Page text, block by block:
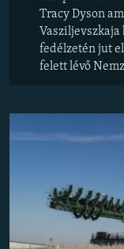
Tracy Dyson
Vasziljevszkaja
fedélzetén jut
felett lévő